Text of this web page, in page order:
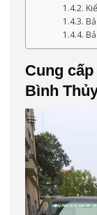
Cung
Bình